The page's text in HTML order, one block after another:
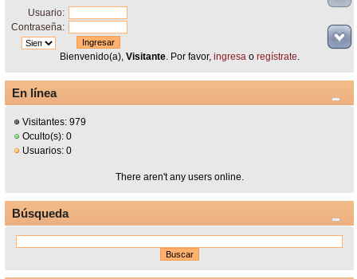
Usuario:
Contraseña:
Bienvenido(a), Visitante. Por favor, ingresao regístrate.
En línea
Visitantes: 979
Oculto(s): 0
Usuarios: 0
There aren't any users online.
Búsqueda